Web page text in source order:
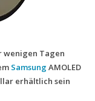
wenigen Tagen
SamsungAMOLED
erhältlich sein